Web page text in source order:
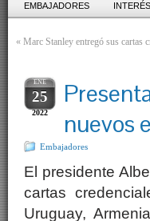
EMBAJADORES
« Marc Stanley entregó sus cartas
ENE
25
2022
nuevos
Embajadores
El presidente
cartas
Uruguay,